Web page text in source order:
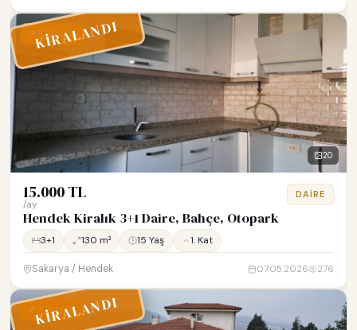
KİRALANDI
KİRALIK
20
15.000 TL
/ay
DAIRE
Hendek Kiralık 3+1 Daire, Bahçe, Otopark
3+1 130 m² 15 Yaş 1. Kat
Sakarya / Hendek 07.05.2026 276
KİRALANDI
KİRALIK